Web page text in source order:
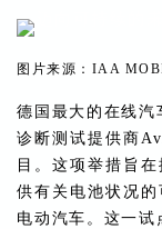
图片来源：IAA
德国最大的在线
诊断测试提供商
目。这项举措旨
供有关电池状况
电动汽车。这一试